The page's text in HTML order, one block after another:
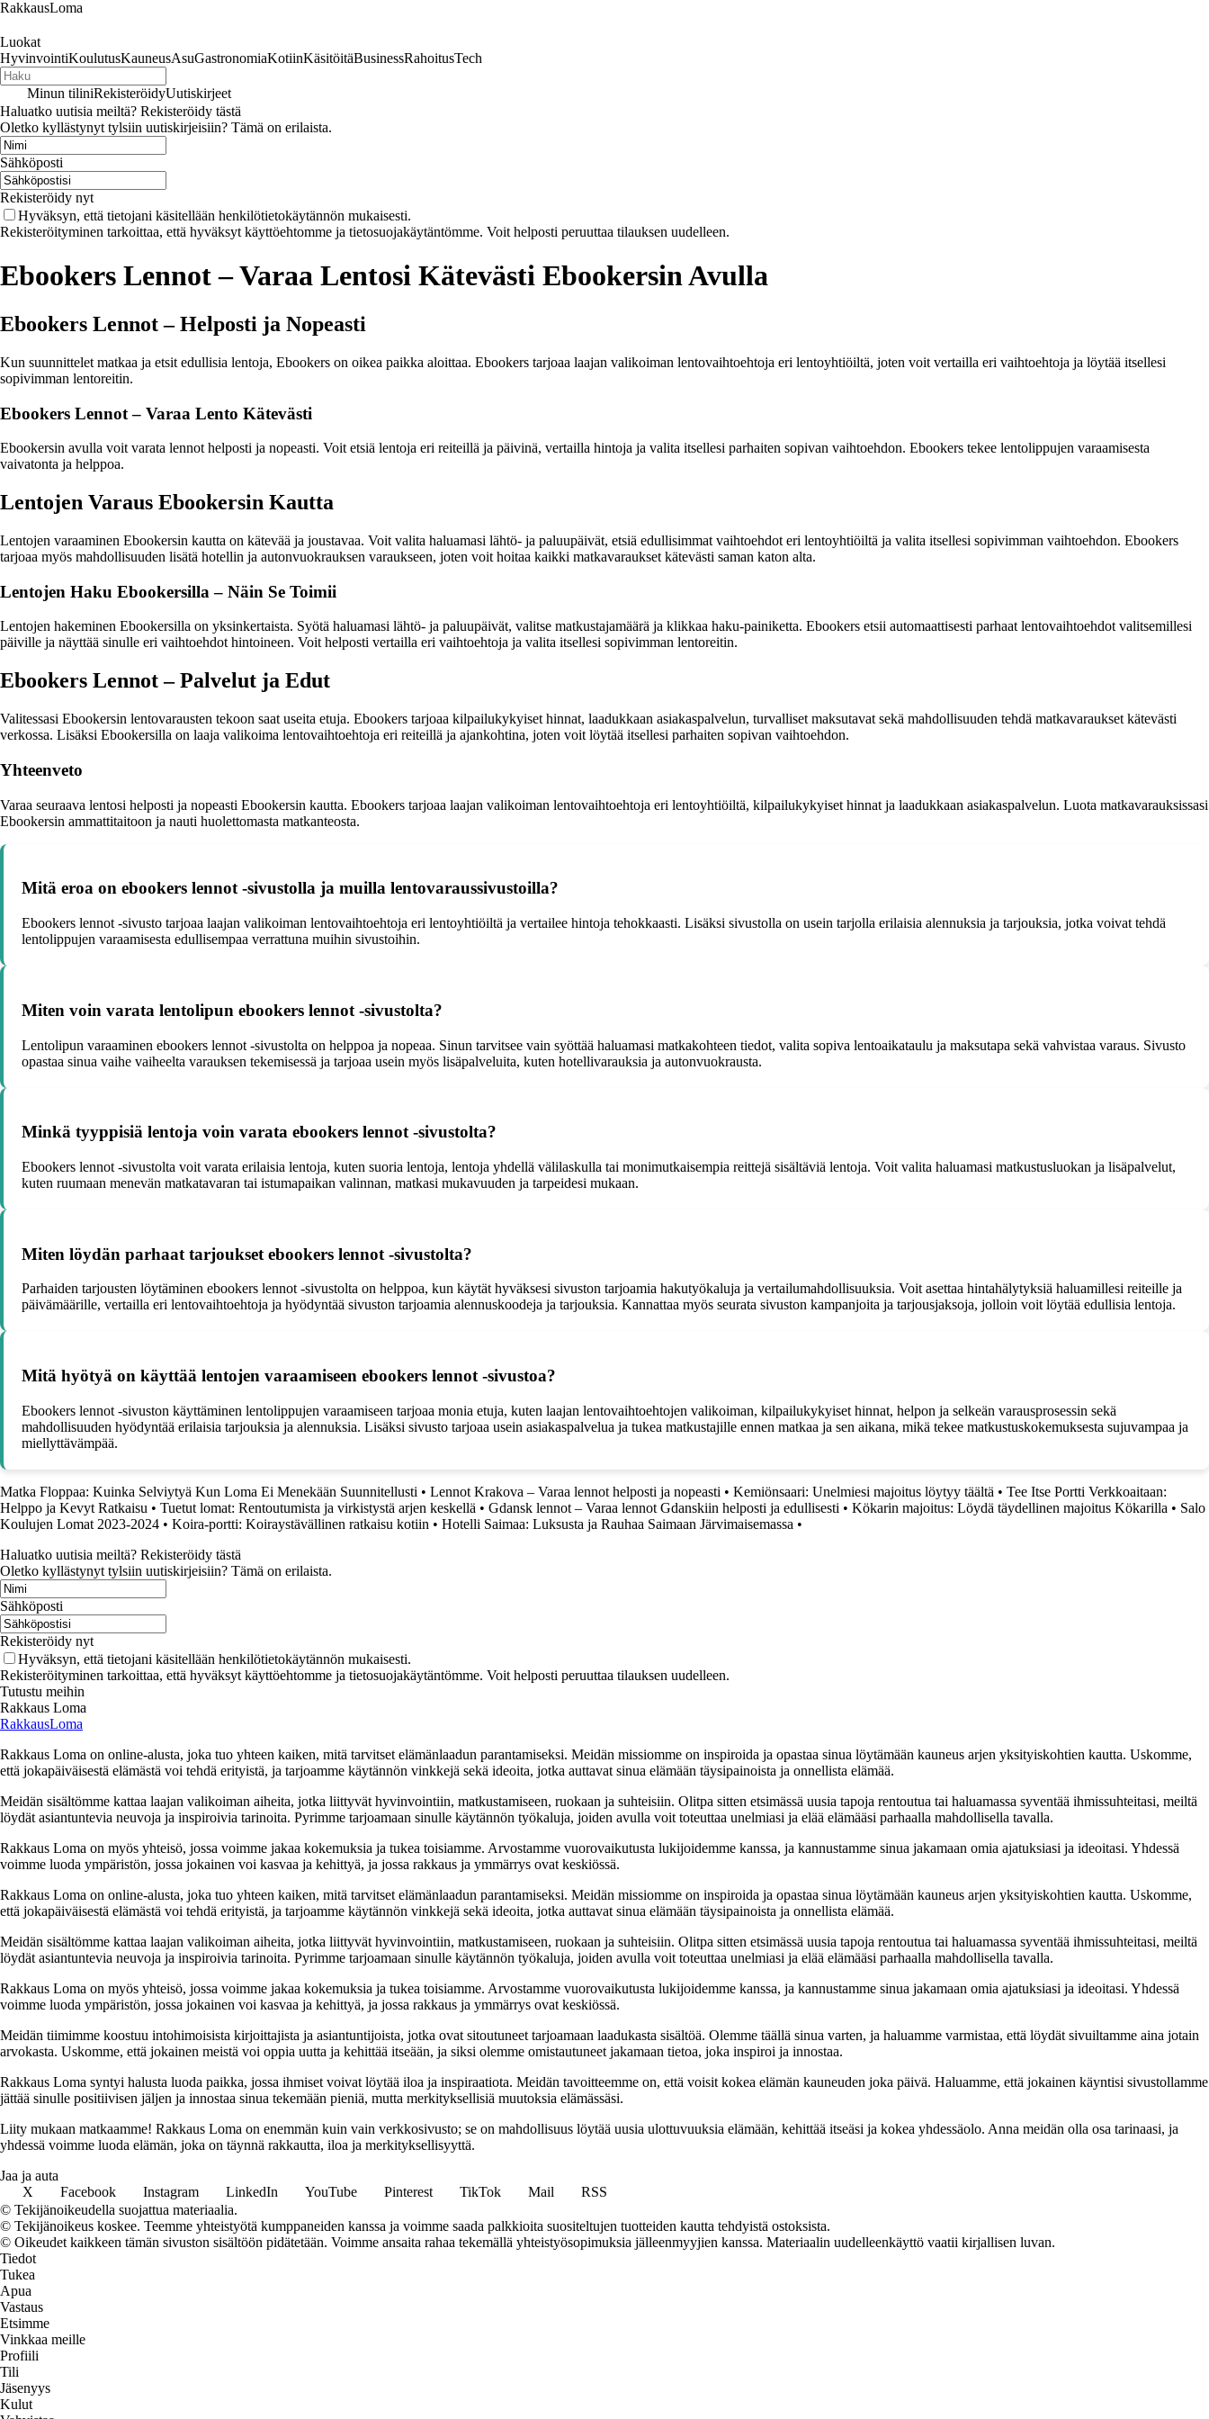
RakkausLoma
Luokat
HyvinvointiKoulutusKauneusAsuGastronomiaKotiinKäsitöitäBusinessRahoitusTech
Minun tiliniRekisteröidyUutiskirjeet
Haluatko uutisia meiltä? Rekisteröidy tästä
Oletko kyllästynyt tylsiin uutiskirjeisiin? Tämä on erilaista.
Sähköposti
Rekisteröidy nyt
Hyväksyn, että tietojani käsitellään henkilötietokäytännön mukaisesti.
Rekisteröityminen tarkoittaa, että hyväksyt käyttöehtomme ja tietosuojakäytäntömme. Voit helposti peruuttaa tilauksen uudelleen.
Ebookers Lennot – Varaa Lentosi Kätevästi Ebookersin Avulla
Ebookers Lennot – Helposti ja Nopeasti
Kun suunnittelet matkaa ja etsit edullisia lentoja, Ebookers on oikea paikka aloittaa. Ebookers tarjoaa laajan valikoiman lentovaihtoehtoja eri lentoyhtiöiltä, joten voit vertailla eri vaihtoehtoja ja löytää itsellesi
sopivimman lentoreitin.
Ebookers Lennot – Varaa Lento Kätevästi
Ebookersin avulla voit varata lennot helposti ja nopeasti. Voit etsiä lentoja eri reiteillä ja päivinä, vertailla hintoja ja valita itsellesi parhaiten sopivan vaihtoehdon. Ebookers tekee lentolippujen varaamisesta
vaivatonta ja helppoa.
Lentojen Varaus Ebookersin Kautta
Lentojen varaaminen Ebookersin kautta on kätevää ja joustavaa. Voit valita haluamasi lähtö- ja paluupäivät, etsiä edullisimmat vaihtoehdot eri lentoyhtiöiltä ja valita itsellesi sopivimman vaihtoehdon. Ebookers
tarjoaa myös mahdollisuuden lisätä hotellin ja autonvuokrauksen varaukseen, joten voit hoitaa kaikki matkavaraukset kätevästi saman katon alta.
Lentojen Haku Ebookersilla – Näin Se Toimii
Lentojen hakeminen Ebookersilla on yksinkertaista. Syötä haluamasi lähtö- ja paluupäivät, valitse matkustajamäärä ja klikkaa haku-painiketta. Ebookers etsii automaattisesti parhaat lentovaihtoehdot valitsemillesi
päiville ja näyttää sinulle eri vaihtoehdot hintoineen. Voit helposti vertailla eri vaihtoehtoja ja valita itsellesi sopivimman lentoreitin.
Ebookers Lennot – Palvelut ja Edut
Valitessasi Ebookersin lentovarausten tekoon saat useita etuja. Ebookers tarjoaa kilpailukykyiset hinnat, laadukkaan asiakaspalvelun, turvalliset maksutavat sekä mahdollisuuden tehdä matkavaraukset kätevästi
verkossa. Lisäksi Ebookersilla on laaja valikoima lentovaihtoehtoja eri reiteillä ja ajankohtina, joten voit löytää itsellesi parhaiten sopivan vaihtoehdon.
Yhteenveto
Varaa seuraava lentosi helposti ja nopeasti Ebookersin kautta. Ebookers tarjoaa laajan valikoiman lentovaihtoehtoja eri lentoyhtiöiltä, kilpailukykyiset hinnat ja laadukkaan asiakaspalvelun. Luota matkavarauksissasi
Ebookersin ammattitaitoon ja nauti huolettomasta matkanteosta.
Mitä eroa on ebookers lennot -sivustolla ja muilla lentovaraussivustoilla?
Ebookers lennot -sivusto tarjoaa laajan valikoiman lentovaihtoehtoja eri lentoyhtiöiltä ja vertailee hintoja tehokkaasti. Lisäksi sivustolla on usein tarjolla erilaisia alennuksia ja tarjouksia, jotka voivat tehdä
lentolippujen varaamisesta edullisempaa verrattuna muihin sivustoihin.
Miten voin varata lentolipun ebookers lennot -sivustolta?
Lentolipun varaaminen ebookers lennot -sivustolta on helppoa ja nopeaa. Sinun tarvitsee vain syöttää haluamasi matkakohteen tiedot, valita sopiva lentoaikataulu ja maksutapa sekä vahvistaa varaus. Sivusto
opastaa sinua vaihe vaiheelta varauksen tekemisessä ja tarjoaa usein myös lisäpalveluita, kuten hotellivarauksia ja autonvuokrausta.
Minkä tyyppisiä lentoja voin varata ebookers lennot -sivustolta?
Ebookers lennot -sivustolta voit varata erilaisia lentoja, kuten suoria lentoja, lentoja yhdellä välilaskulla tai monimutkaisempia reittejä sisältäviä lentoja. Voit valita haluamasi matkustusluokan ja lisäpalvelut,
kuten ruumaan menevän matkatavaran tai istumapaikan valinnan, matkasi mukavuuden ja tarpeidesi mukaan.
Miten löydän parhaat tarjoukset ebookers lennot -sivustolta?
Parhaiden tarjousten löytäminen ebookers lennot -sivustolta on helppoa, kun käytät hyväksesi sivuston tarjoamia hakutyökaluja ja vertailumahdollisuuksia. Voit asettaa hintahälytyksiä haluamillesi reiteille ja
päivämäärille, vertailla eri lentovaihtoehtoja ja hyödyntää sivuston tarjoamia alennuskoodeja ja tarjouksia. Kannattaa myös seurata sivuston kampanjoita ja tarjousjaksoja, jolloin voit löytää edullisia lentoja.
Mitä hyötyä on käyttää lentojen varaamiseen ebookers lennot -sivustoa?
Ebookers lennot -sivuston käyttäminen lentolippujen varaamiseen tarjoaa monia etuja, kuten laajan lentovaihtoehtojen valikoiman, kilpailukykyiset hinnat, helpon ja selkeän varausprosessin sekä
mahdollisuuden hyödyntää erilaisia tarjouksia ja alennuksia. Lisäksi sivusto tarjoaa usein asiakaspalvelua ja tukea matkustajille ennen matkaa ja sen aikana, mikä tekee matkustuskokemuksesta sujuvampaa ja
miellyttävämpää.
Matka Floppaa: Kuinka Selviytyä Kun Loma Ei Menekään Suunnitellusti • Lennot Krakova – Varaa lennot helposti ja nopeasti • Kemiönsaari: Unelmiesi majoitus löytyy täältä • Tee Itse Portti Verkkoaitaan:
Helppo ja Kevyt Ratkaisu • Tuetut lomat: Rentoutumista ja virkistystä arjen keskellä • Gdansk lennot – Varaa lennot Gdanskiin helposti ja edullisesti • Kökarin majoitus: Löydä täydellinen majoitus Kökarilla • Salo
Koulujen Lomat 2023-2024 • Koira-portti: Koiraystävällinen ratkaisu kotiin • Hotelli Saimaa: Luksusta ja Rauhaa Saimaan Järvimaisemassa •
Haluatko uutisia meiltä? Rekisteröidy tästä
Oletko kyllästynyt tylsiin uutiskirjeisiin? Tämä on erilaista.
Sähköposti
Rekisteröidy nyt
Hyväksyn, että tietojani käsitellään henkilötietokäytännön mukaisesti.
Rekisteröityminen tarkoittaa, että hyväksyt käyttöehtomme ja tietosuojakäytäntömme. Voit helposti peruuttaa tilauksen uudelleen.
Tutustu meihin
Rakkaus Loma
RakkausLoma
Rakkaus Loma on online-alusta, joka tuo yhteen kaiken, mitä tarvitset elämänlaadun parantamiseksi. Meidän missiomme on inspiroida ja opastaa sinua löytämään kauneus arjen yksityiskohtien kautta. Uskomme,
että jokapäiväisestä elämästä voi tehdä erityistä, ja tarjoamme käytännön vinkkejä sekä ideoita, jotka auttavat sinua elämään täysipainoista ja onnellista elämää.
Meidän sisältömme kattaa laajan valikoiman aiheita, jotka liittyvät hyvinvointiin, matkustamiseen, ruokaan ja suhteisiin. Olitpa sitten etsimässä uusia tapoja rentoutua tai haluamassa syventää ihmissuhteitasi, meiltä
löydät asiantuntevia neuvoja ja inspiroivia tarinoita. Pyrimme tarjoamaan sinulle käytännön työkaluja, joiden avulla voit toteuttaa unelmiasi ja elää elämääsi parhaalla mahdollisella tavalla.
Rakkaus Loma on myös yhteisö, jossa voimme jakaa kokemuksia ja tukea toisiamme. Arvostamme vuorovaikutusta lukijoidemme kanssa, ja kannustamme sinua jakamaan omia ajatuksiasi ja ideoitasi. Yhdessä
voimme luoda ympäristön, jossa jokainen voi kasvaa ja kehittyä, ja jossa rakkaus ja ymmärrys ovat keskiössä.
Rakkaus Loma on online-alusta, joka tuo yhteen kaiken, mitä tarvitset elämänlaadun parantamiseksi. Meidän missiomme on inspiroida ja opastaa sinua löytämään kauneus arjen yksityiskohtien kautta. Uskomme,
että jokapäiväisestä elämästä voi tehdä erityistä, ja tarjoamme käytännön vinkkejä sekä ideoita, jotka auttavat sinua elämään täysipainoista ja onnellista elämää.
Meidän sisältömme kattaa laajan valikoiman aiheita, jotka liittyvät hyvinvointiin, matkustamiseen, ruokaan ja suhteisiin. Olitpa sitten etsimässä uusia tapoja rentoutua tai haluamassa syventää ihmissuhteitasi, meiltä
löydät asiantuntevia neuvoja ja inspiroivia tarinoita. Pyrimme tarjoamaan sinulle käytännön työkaluja, joiden avulla voit toteuttaa unelmiasi ja elää elämääsi parhaalla mahdollisella tavalla.
Rakkaus Loma on myös yhteisö, jossa voimme jakaa kokemuksia ja tukea toisiamme. Arvostamme vuorovaikutusta lukijoidemme kanssa, ja kannustamme sinua jakamaan omia ajatuksiasi ja ideoitasi. Yhdessä
voimme luoda ympäristön, jossa jokainen voi kasvaa ja kehittyä, ja jossa rakkaus ja ymmärrys ovat keskiössä.
Meidän tiimimme koostuu intohimoisista kirjoittajista ja asiantuntijoista, jotka ovat sitoutuneet tarjoamaan laadukasta sisältöä. Olemme täällä sinua varten, ja haluamme varmistaa, että löydät sivuiltamme aina jotain
arvokasta. Uskomme, että jokainen meistä voi oppia uutta ja kehittää itseään, ja siksi olemme omistautuneet jakamaan tietoa, joka inspiroi ja innostaa.
Rakkaus Loma syntyi halusta luoda paikka, jossa ihmiset voivat löytää iloa ja inspiraatiota. Meidän tavoitteemme on, että voisit kokea elämän kauneuden joka päivä. Haluamme, että jokainen käyntisi sivustollamme
jättää sinulle positiivisen jäljen ja innostaa sinua tekemään pieniä, mutta merkityksellisiä muutoksia elämässäsi.
Liity mukaan matkaamme! Rakkaus Loma on enemmän kuin vain verkkosivusto; se on mahdollisuus löytää uusia ulottuvuuksia elämään, kehittää itseäsi ja kokea yhdessäolo. Anna meidän olla osa tarinaasi, ja
yhdessä voimme luoda elämän, joka on täynnä rakkautta, iloa ja merkityksellisyyttä.
Jaa ja auta
X
Facebook Instagram LinkedIn YouTube Pinterest TikTok Mail
RSS
© Tekijänoikeudella suojattua materiaalia.
© Tekijänoikeus koskee. Teemme yhteistyötä kumppaneiden kanssa ja voimme saada palkkioita suositeltujen tuotteiden kautta tehdyistä ostoksista.
© Oikeudet kaikkeen tämän sivuston sisältöön pidätetään. Voimme ansaita rahaa tekemällä yhteistyösopimuksia jälleenmyyjien kanssa. Materiaalin uudelleenkäyttö vaatii kirjallisen luvan.
Tiedot
Tukea
Apua
Vastaus
Etsimme
Vinkkaa meille
Profiili
Tili
Jäsenyys
Kulut